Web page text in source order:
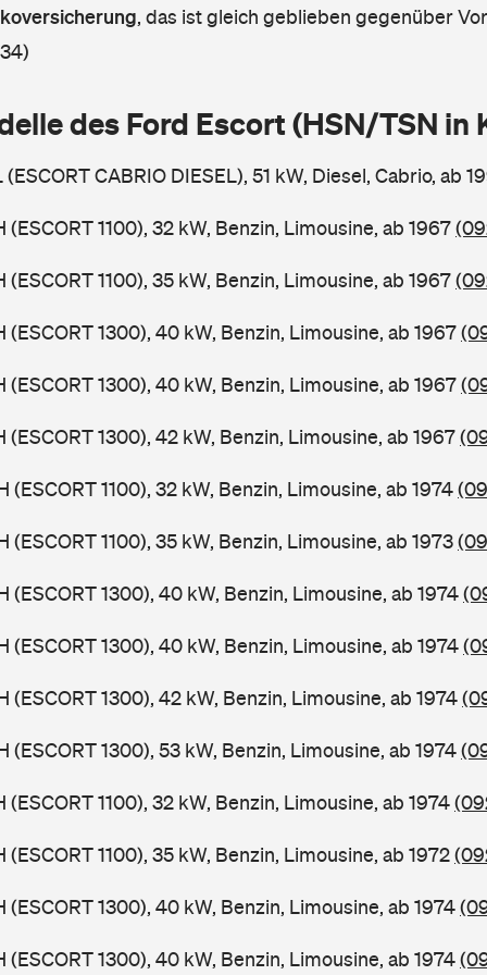
, das ist gleich geblieben gegenüber
des Ford Escort (HSN/TSN in
CABRIO DIESEL), 51 kW, Diesel, Cabrio, ab
(ESCORT 1100), 32 kW, Benzin, Limousine, ab 1967
(ESCORT 1100), 35 kW, Benzin, Limousine, ab 1967
(ESCORT 1300), 40 kW, Benzin, Limousine, ab 1967
(ESCORT 1300), 40 kW, Benzin, Limousine, ab 1967
(ESCORT 1300), 42 kW, Benzin, Limousine, ab 1967
(ESCORT 1100), 32 kW, Benzin, Limousine, ab 1974
(ESCORT 1100), 35 kW, Benzin, Limousine, ab 1973
(ESCORT 1300), 40 kW, Benzin, Limousine, ab 1974
(ESCORT 1300), 40 kW, Benzin, Limousine, ab 1974
(ESCORT 1300), 42 kW, Benzin, Limousine, ab 1974
(ESCORT 1300), 53 kW, Benzin, Limousine, ab 1974
(ESCORT 1100), 32 kW, Benzin, Limousine, ab 1974
(ESCORT 1100), 35 kW, Benzin, Limousine, ab 1972
(ESCORT 1300), 40 kW, Benzin, Limousine, ab 1974
(ESCORT 1300), 40 kW, Benzin, Limousine, ab 1974